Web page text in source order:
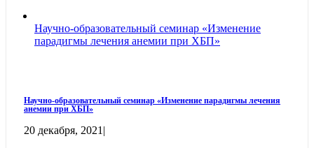
Научно-образовательный семинар «Изменение
парадигмы лечения анемии при ХБП»
Научно-образовательный семинар «Изменение парадигмы лечения
анемии при ХБП»
20 декабря, 2021 |